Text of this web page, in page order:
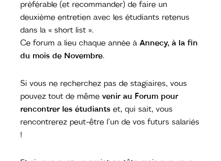
préférable (et recommander) de faire un
deuxième entretien avec les étudiants retenus
dans la « short list ».
Ce forum a lieu chaque année àAnnecy, à la fin
du mois de Novembre.
Si vous ne recherchez pas de stagiaires, vous
pouvez tout de mêmevenir au Forum pour
rencontrer les étudiants et, qui sait, vous
rencontrerez peut-être l’un de vos futurs salariés
!